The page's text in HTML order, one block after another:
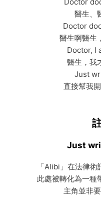
醫生、
Doctor
醫生啊醫生
Doctor, I
醫生，我
Just
直接幫我
Just
「Alibi」在法律術
此處被轉化為一種
主角並非